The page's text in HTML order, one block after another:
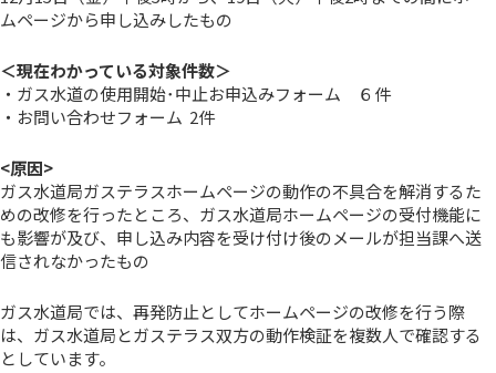
ムページから申し込みしたもの
＜現在わかっている対象件数＞
・ガス水道の使用開始･中止お申込みフォーム ６件
・お問い合わせフォーム 2件
<原因>
ガス水道局ガステラスホームページの動作の不具合を解消するた
めの改修を行ったところ、ガス水道局ホームページの受付機能に
も影響が及び、申し込み内容を受け付け後のメールが担当課へ送
信されなかったもの
ガス水道局では、再発防止としてホームページの改修を行う際
は、ガス水道局とガステラス双方の動作検証を複数人で確認する
としています。